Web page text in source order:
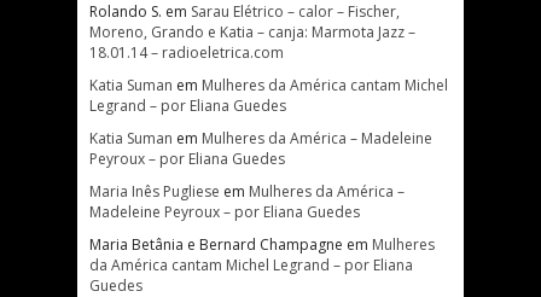
Rolando S. em Sarau Elétrico – calor – Fischer,
Moreno, Grando e Katia – canja: Marmota Jazz –
18.01.14 – radioeletrica.com
Katia Suman em Mulheres da América cantam Michel
Legrand – por Eliana Guedes
Katia Suman em Mulheres da América – Madeleine
Peyroux – por Eliana Guedes
Maria Inês Pugliese em Mulheres da América –
Madeleine Peyroux – por Eliana Guedes
Maria Betânia e Bernard Champagne em Mulheres
da América cantam Michel Legrand – por Eliana
Guedes